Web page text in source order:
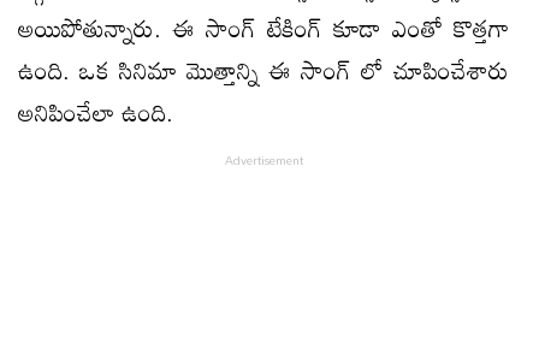
అయిపోతున్నారు. ఈ సాంగ్ టేకింగ్ కూడా ఎంతో కొత్తగా
ఉంది. ఒక సినిమా మొత్తాన్ని ఈ సాంగ్ లో చూపించేశారు
అనిపించేలా ఉంది.